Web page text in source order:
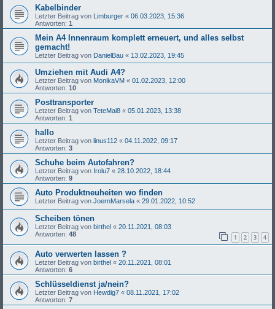
Kabelbinder
Letzter Beitrag von Limburger « 06.03.2023, 15:36
Antworten: 1
Mein A4 Innenraum komplett erneuert, und alles selbst
gemacht!
Letzter Beitrag von DanielBau « 13.02.2023, 19:45
Umziehen mit Audi A4?
Letzter Beitrag von MonikaVM « 01.02.2023, 12:00
Antworten: 10
Posttransporter
Letzter Beitrag von TeteMai8 « 05.01.2023, 13:38
Antworten: 1
hallo
Letzter Beitrag von linus112 « 04.11.2022, 09:17
Antworten: 3
Schuhe beim Autofahren?
Letzter Beitrag von Irolu7 « 28.10.2022, 18:44
Antworten: 9
Auto Produktneuheiten wo finden
Letzter Beitrag von JoernMarsela « 29.01.2022, 10:52
Scheiben tönen
Letzter Beitrag von birthel « 20.11.2021, 08:03
Antworten: 48 1 2 3 4
Auto verwerten lassen ?
Letzter Beitrag von birthel « 20.11.2021, 08:01
Antworten: 6
Schlüsseldienst ja/nein?
Letzter Beitrag von Hewdig7 « 08.11.2021, 17:02
Antworten: 7